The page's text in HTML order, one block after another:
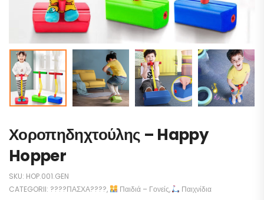
Χοροπηδηχτούλης – Happy
Hopper
SKU: HOP.001.GEN
CATEGORII: ????ΠΑΣΧΑ????, Παιδιά – Γονείς, Παιχνίδια